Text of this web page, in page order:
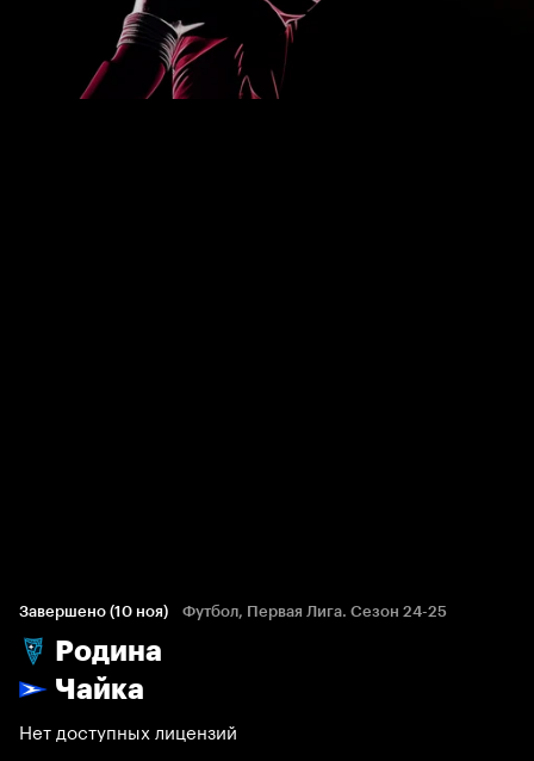
Завершено (10 ноя) Футбол, Первая Лига. Сезон 24-25
Родина
Чайка
Нет доступных лицензий